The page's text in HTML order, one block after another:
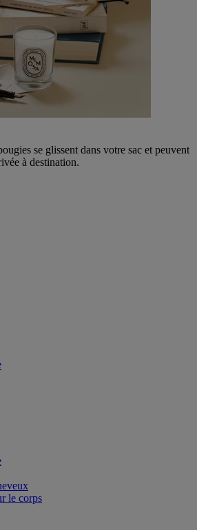
se glissent dans votre sac et peuvent
à destination.
le corps